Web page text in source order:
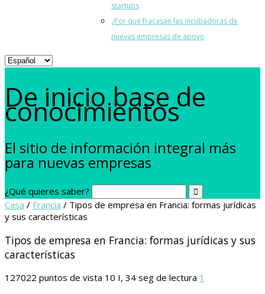
startups
¿Por qué fracasan las incubadoras de
nuevas empresas de apoyo
De inicio base de
conocimientos
El sitio de información integral más
para nuevas empresas
¿Qué quieres saber?
Casa / Francia / Tipos de empresa en Francia: formas jurídicas
y sus características
Tipos de empresa en Francia: formas jurídicas y sus
características
127022 puntos de vista 10 I, 34 seg de lectura 1